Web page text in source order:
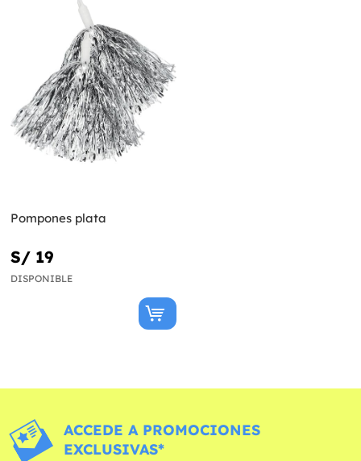
Pompones plata
S/ 19
DISPONIBLE
ACCEDE A PROMOCIONES
EXCLUSIVAS*